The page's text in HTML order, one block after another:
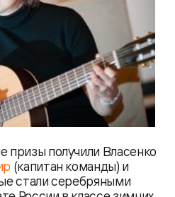
призы получили Власенко
(капитан команды) и
стали серебряными